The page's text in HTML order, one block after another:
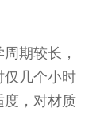
期较长，
几个小时
度，对材质